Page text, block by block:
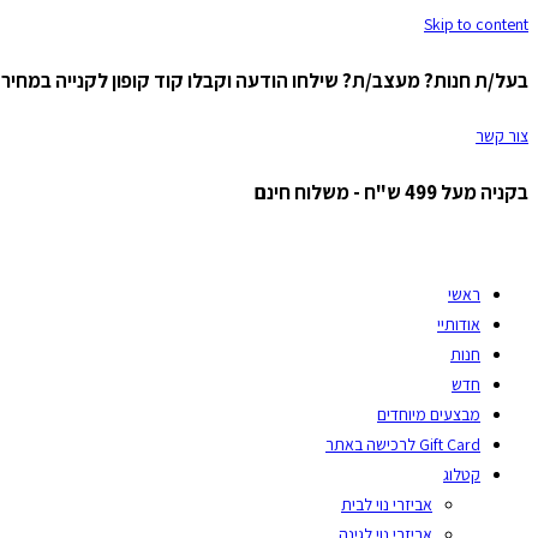
Skip to content
בעל/ת חנות? מעצב/ת? שילחו הודעה וקבלו קוד קופון לקנייה במחיר
צור קשר
בקניה מעל 499 ש"ח - משלוח חינם
ראשי
אודותיי
חנות
חדש
מבצעים מיוחדים
Gift Card לרכישה באתר
קטלוג
אביזרי נוי לבית